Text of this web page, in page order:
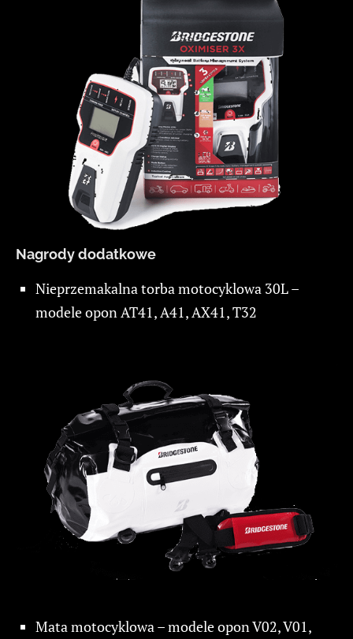
Nagrody dodatkowe
Nieprzemakalna torba motocyklowa 30L –
modele opon AT41, A41, AX41, T32
Mata motocyklowa – modele opon V02, V01,